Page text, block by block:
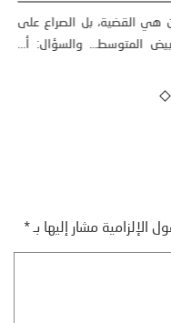
لآلاف المغاربة نحو مدينة
على أمل الوصول إلى...
الإلزامية مشار إليها بـ*